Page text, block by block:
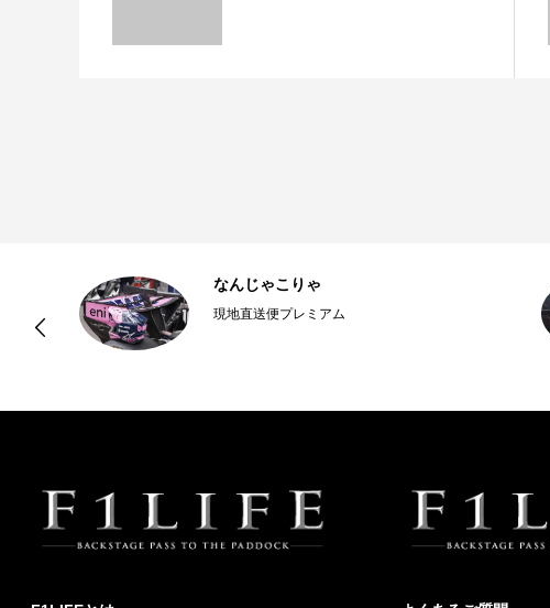
なんじゃこりゃ
現地直送便プレミアム